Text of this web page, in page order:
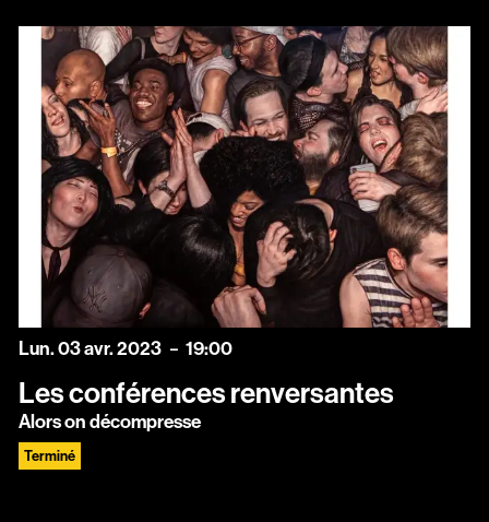
lundi
Lun.03avril
avr.2023 19:00
Les conférences renversantes
Alors on décompresse
Terminé